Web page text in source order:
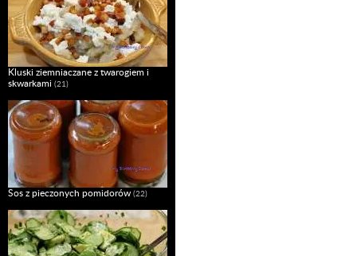
Kluski ziemniaczane z twarogiem i
skwarkami (21)
Sos z pieczonych pomidorów (22)